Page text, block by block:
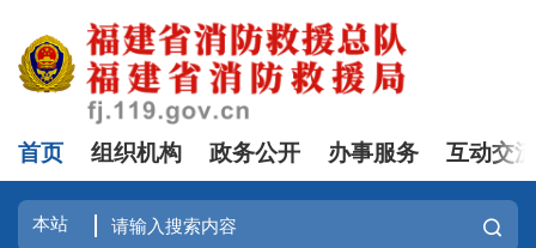
首页 组织机构 政务公开 办事服务 互动交